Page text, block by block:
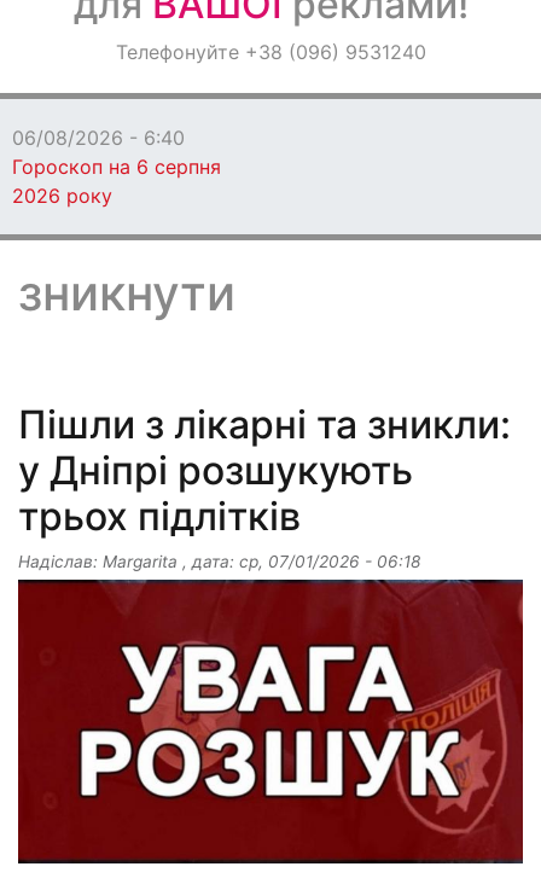
ОголошенняТелефонуйте +38 (096) 9531240
зникнути
Пішли з лікарні та зникли:
у Дніпрі розшукують
трьох підлітків
Надіслав: Margarita , дата: ср, 07/01/2026 - 06:18